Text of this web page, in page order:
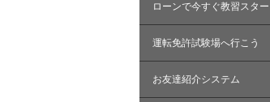
ローンで今すぐ教習スター
運転免許試験場へ行こう
お友達紹介システム